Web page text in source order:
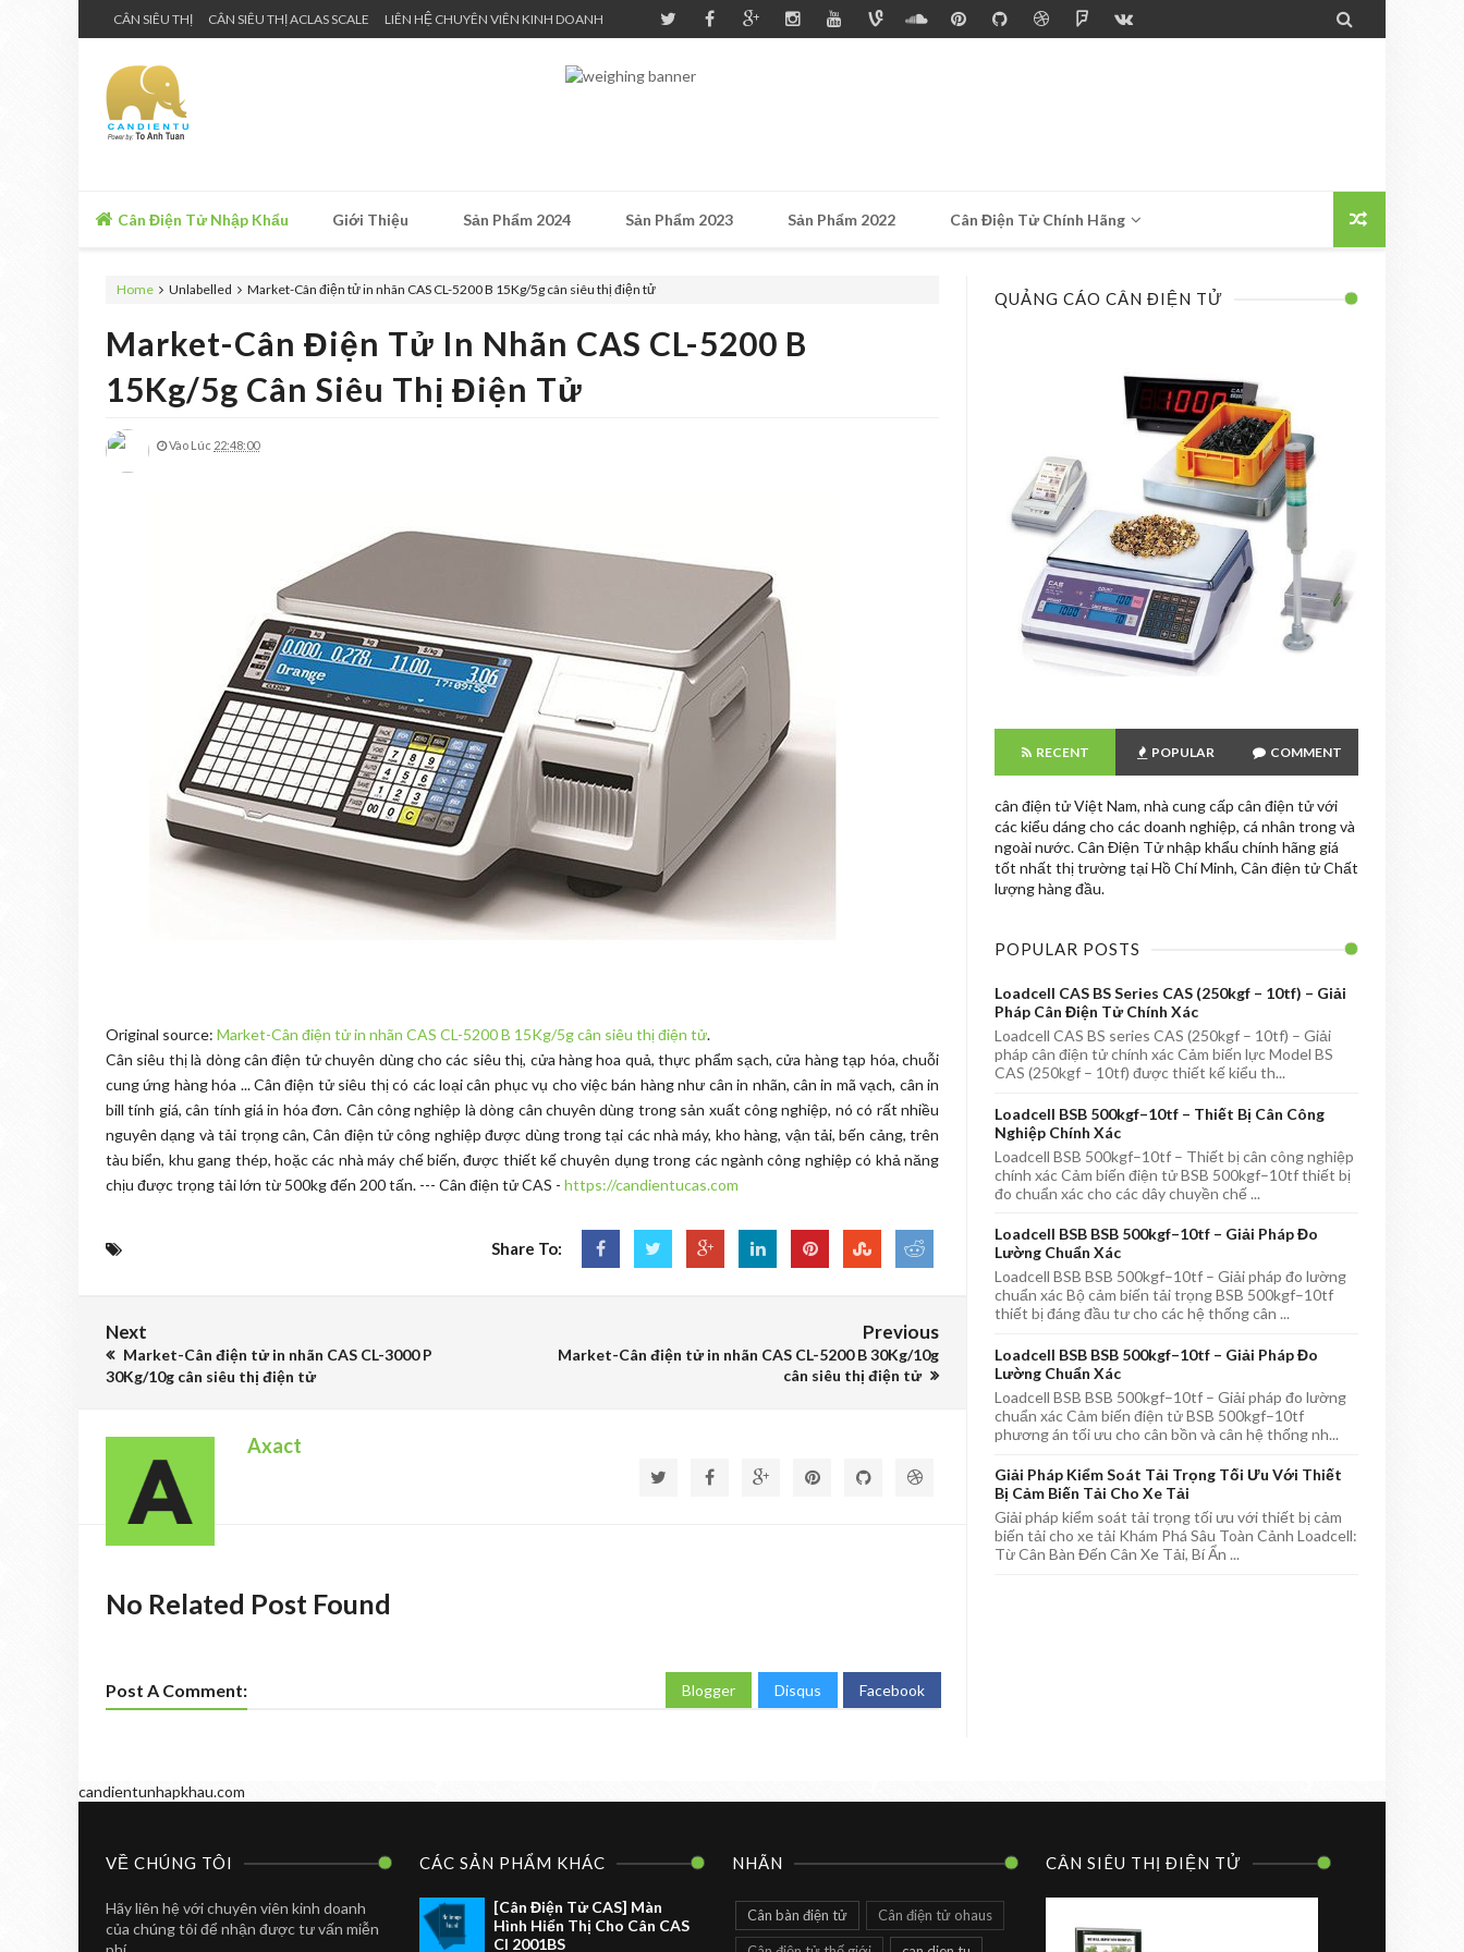
CÂN SIÊU THỊ CÂN SIÊU THỊ ACLAS SCALE LIÊN HỆ CHUYÊN VIÊN KINH DOANH 
Cân Điện Tử Nhập Khẩu Giới Thiệu Sản Phẩm 2024 Sản Phẩm 2023 Sản Phẩm 2022 Cân Điện Tử Chính Hãng
Home Unlabelled Market-Cân điện tử in nhãn CAS CL-5200 B 15Kg/5g cân siêu thị điện tử
Market-Cân Điện Tử In Nhãn CAS CL-5200 B
15Kg/5g Cân Siêu Thị Điện Tử
Vào Lúc 22:48:00
Original source: Market-Cân điện tử in nhãn CAS CL-5200 B 15Kg/5g cân siêu thị điện tử.
Cân siêu thị là dòng cân điện tử chuyên dùng cho các siêu thị, cửa hàng hoa quả, thực phẩm sạch, cửa hàng tạp hóa, chuỗi
cung ứng hàng hóa ... Cân điện tử siêu thị có các loại cân phục vụ cho việc bán hàng như cân in nhãn, cân in mã vạch, cân in
bill tính giá, cân tính giá in hóa đơn. Cân công nghiệp là dòng cân chuyên dùng trong sản xuất công nghiệp, nó có rất nhiều
nguyên dạng và tải trọng cân, Cân điện tử công nghiệp được dùng trong tại các nhà máy, kho hàng, vận tải, bến cảng, trên
tàu biển, khu gang thép, hoặc các nhà máy chế biến, được thiết kế chuyên dụng trong các ngành công nghiệp có khả năng
chịu được trọng tải lớn từ 500kg đến 200 tấn. --- Cân điện tử CAS - https://candientucas.com
Share To:
Next
Market-Cân điện tử in nhãn CAS CL-3000 P
30Kg/10g cân siêu thị điện tử
Previous
Market-Cân điện tử in nhãn CAS CL-5200 B 30Kg/10g
cân siêu thị điện tử
Axact
No Related Post Found
Post A Comment: Blogger Disqus Facebook
QUẢNG CÁO CÂN ĐIỆN TỬ
RECENT POPULAR COMMENT
cân điện tử Việt Nam, nhà cung cấp cân điện tử với
các kiểu dáng cho các doanh nghiệp, cá nhân trong và
ngoài nước. Cân Điện Tử nhập khẩu chính hãng giá
tốt nhất thị trường tại Hồ Chí Minh, Cân điện tử Chất
lượng hàng đầu.
POPULAR POSTS
Loadcell CAS BS Series CAS (250kgf – 10tf) – Giải
Pháp Cân Điện Tử Chính Xác
Loadcell CAS BS series CAS (250kgf – 10tf) – Giải
pháp cân điện tử chính xác Cảm biến lực Model BS
CAS (250kgf – 10tf) được thiết kế kiểu th...
Loadcell BSB 500kgf–10tf – Thiết Bị Cân Công
Nghiệp Chính Xác
Loadcell BSB 500kgf–10tf – Thiết bị cân công nghiệp
chính xác Cảm biến điện tử BSB 500kgf–10tf thiết bị
đo chuẩn xác cho các dây chuyền chế ...
Loadcell BSB BSB 500kgf–10tf – Giải Pháp Đo
Lường Chuẩn Xác
Loadcell BSB BSB 500kgf–10tf – Giải pháp đo lường
chuẩn xác Bộ cảm biến tải trọng BSB 500kgf–10tf
thiết bị đáng đầu tư cho các hệ thống cân ...
Loadcell BSB BSB 500kgf–10tf – Giải Pháp Đo
Lường Chuẩn Xác
Loadcell BSB BSB 500kgf–10tf – Giải pháp đo lường
chuẩn xác Cảm biến điện tử BSB 500kgf–10tf
phương án tối ưu cho cân bồn và cân hệ thống nh...
Giải Pháp Kiểm Soát Tải Trọng Tối Ưu Với Thiết
Bị Cảm Biến Tải Cho Xe Tải
Giải pháp kiểm soát tải trọng tối ưu với thiết bị cảm
biến tải cho xe tải Khám Phá Sâu Toàn Cảnh Loadcell:
Từ Cân Bàn Đến Cân Xe Tải, Bí Ẩn ...
candientunhapkhau.com
VỀ CHÚNG TÔI
Hãy liên hệ với chuyên viên kinh doanh
của chúng tôi để nhận được tư vấn miễn
CÁC SẢN PHẨM KHÁC
[Cân Điện Tử CAS] Màn
Hình Hiển Thị Cho Cân CAS
CI 2001BS
NHÃN
Cân bàn điện tử Cân điện tử ohaus
CÂN SIÊU THỊ ĐIỆN TỬ